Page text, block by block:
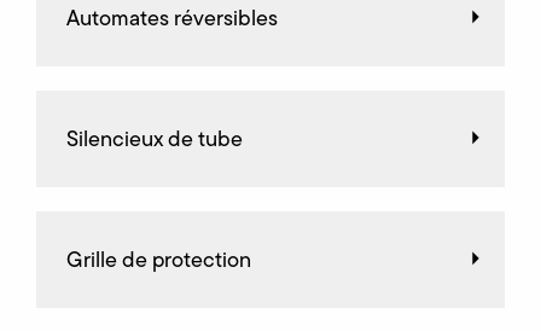
Automates réversibles
Silencieux de tube
Grille de protection